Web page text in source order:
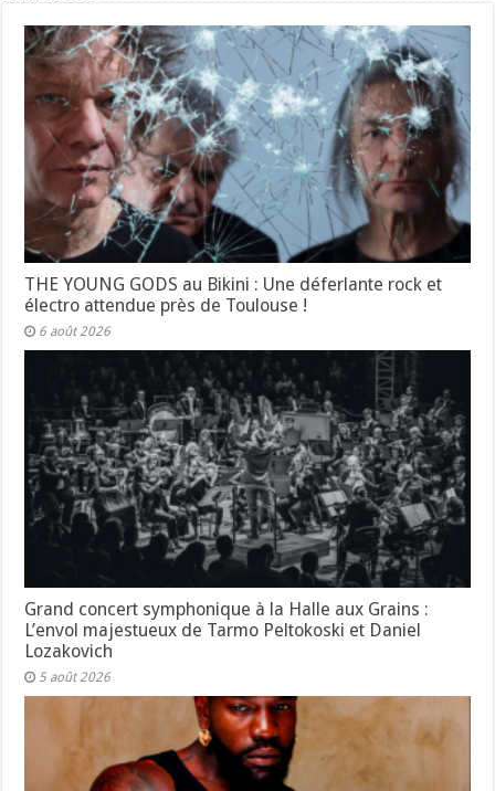
THE YOUNG GODS au Bikini : Une déferlante rock et
électro attendue près de Toulouse !
6 août 2026
Grand concert symphonique à la Halle aux Grains :
L’envol majestueux de Tarmo Peltokoski et Daniel
Lozakovich
5 août 2026